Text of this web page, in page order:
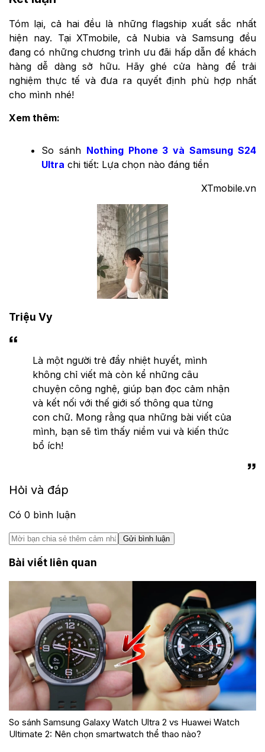
Tóm lại, cả hai đều là những flagship xuất sắc nhất
hiện nay. Tại XTmobile, cả Nubia và Samsung đều
đang có những chương trình ưu đãi hấp dẫn để khách
hàng dễ dàng sở hữu. Hãy ghé cửa hàng để trải
nghiệm thực tế và đưa ra quyết định phù hợp nhất
cho mình nhé!
Xem thêm:
So sánh Nothing Phone 3 và Samsung S24
Ultra chi tiết: Lựa chọn nào đáng tiền
XTmobile.vn
Triệu Vy
Là một người trẻ đầy nhiệt huyết, mình
không chỉ viết mà còn kể những câu
chuyện công nghệ, giúp bạn đọc cảm nhận
và kết nối với thế giới số thông qua từng
con chữ. Mong rằng qua những bài viết của
mình, bạn sẽ tìm thấy niềm vui và kiến thức
bổ ích!
Hỏi và đáp
Có 0 bình luận
Gửi bình luận
Bài viết liên quan
So sánh Samsung Galaxy Watch Ultra 2 vs Huawei Watch
Ultimate 2: Nên chọn smartwatch thể thao nào?